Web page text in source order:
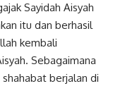
Sayidah Aisyah
itu dan berhasil
kembali
Sebagaimana
berjalan di